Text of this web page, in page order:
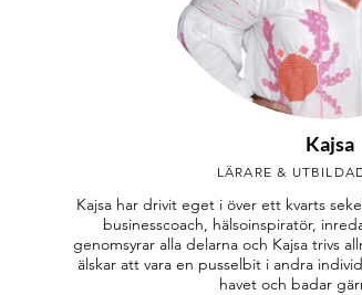
Kajsa
LÄRARE &
Kajsa har drivit eget i över ett kvarts
businesscoach, hälsoinspiratör,
genomsyrar alla delarna och Kajsa trivs
älskar att vara en pusselbit i andra
havet och badar